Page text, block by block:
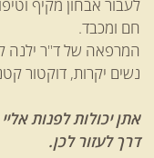
לעבור אבחון מקיף
חם ומכבד.
המרפאה של ד"ר ילנה
נשים יקרות, דוקטור
אתן יכולות לפנות
דרך לעזור לכן.